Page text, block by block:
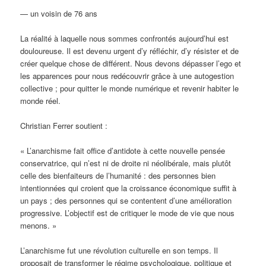
— un voisin de 76 ans
La réalité à laquelle nous sommes confrontés aujourd’hui est
douloureuse. Il est devenu urgent d’y réfléchir, d’y résister et de
créer quelque chose de différent. Nous devons dépasser l’ego et
les apparences pour nous redécouvrir grâce à une autogestion
collective ; pour quitter le monde numérique et revenir habiter le
monde réel.
Christian Ferrer soutient :
« L’anarchisme fait office d’antidote à cette nouvelle pensée
conservatrice, qui n’est ni de droite ni néolibérale, mais plutôt
celle des bienfaiteurs de l’humanité : des personnes bien
intentionnées qui croient que la croissance économique suffit à
un pays ; des personnes qui se contentent d’une amélioration
progressive. L’objectif est de critiquer le mode de vie que nous
menons. »
L’anarchisme fut une révolution culturelle en son temps. Il
proposait de transformer le régime psychologique, politique et